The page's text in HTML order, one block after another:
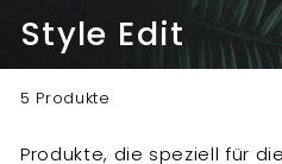
Style Edit
5 Produkte
Produkte, die speziell für